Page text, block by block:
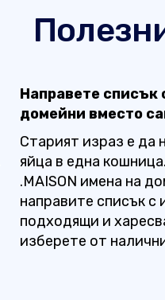
Направете списък
домейни вместо
Старият израз е да
яйца в една
.MAISON имена на
направите списък с
подходящи и
изберете от